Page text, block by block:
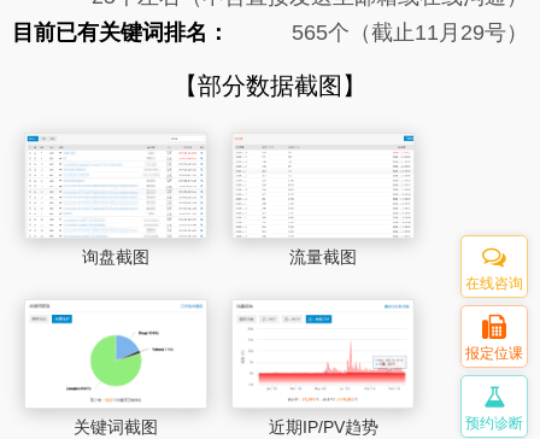
目前已有关键词排名：
565个（截止11月29号）
【部分数据截图】
询盘截图 流量截图
关键词截图 近期IP/PV趋势
在线咨询
报定位课
预约诊断